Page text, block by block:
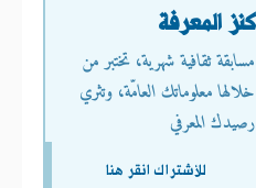
كنز المعرفة
مسابقة ثقافية شهرية، تختبر من
خلالها معلوماتك العامّة، وتثري
رصيدك المعرفي
للأشتراك انقر هنا